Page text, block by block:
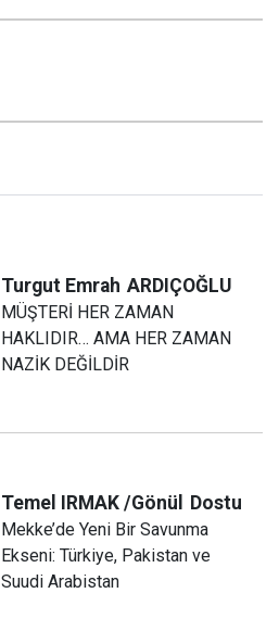
Turgut Emrah ARDIÇOĞLU
MÜŞTERİ HER ZAMAN
HAKLIDIR… AMA HER ZAMAN
NAZİK DEĞİLDİR
Temel IRMAK /Gönül Dostu
Mekke’de Yeni Bir Savunma
Ekseni: Türkiye, Pakistan ve
Suudi Arabistan